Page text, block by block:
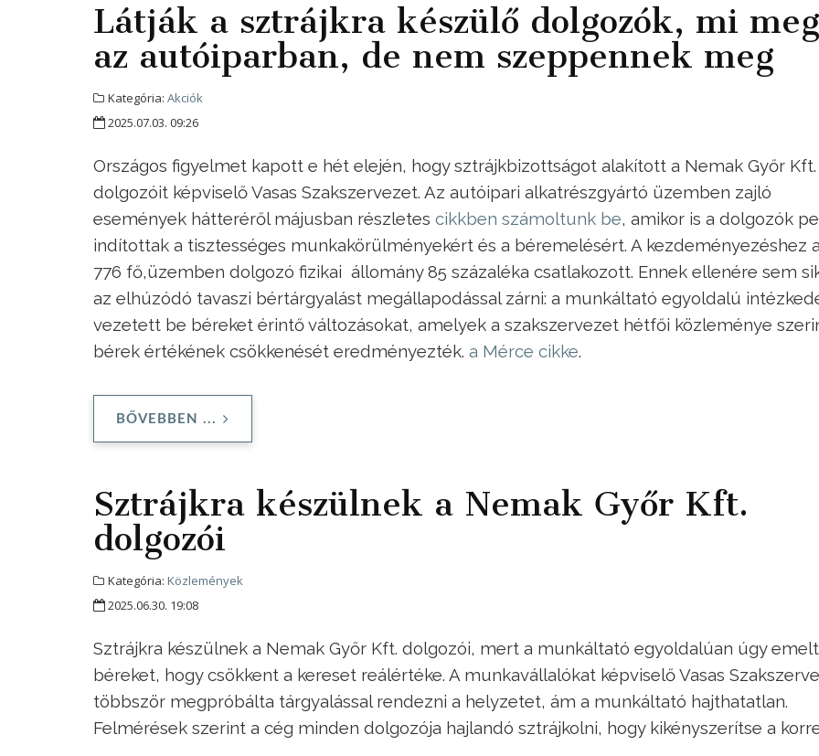
Látják a sztrájkra készülő dolgozók, mi
az autóiparban, de nem szeppennek meg
Kategória: Akciók
2025.07.03. 09:26
Országos figyelmet kapott e hét elején, hogy sztrájkbizottságot alakított a Nemak Győr Kft.
dolgozóit képviselő Vasas Szakszervezet. Az autóipari alkatrészgyártó üzemben zajló
események hátteréről májusban részletes cikkben számoltunk be, amikor is a dolgozók
indítottak a tisztességes munkakörülményekért és a béremelésért. A kezdeményezéshez
776 fő,üzemben dolgozó fizikai állomány 85 százaléka csatlakozott. Ennek ellenére sem
az elhúzódó tavaszi bértárgyalást megállapodással zárni: a munkáltató egyoldalú
vezetett be béreket érintő változásokat, amelyek a szakszervezet hétfői közleménye
bérek értékének csökkenését eredményezték. a Mérce cikke.
BŐVEBBEN ...
Sztrájkra készülnek a Nemak Győr Kft.
dolgozói
Kategória: Közlemények
2025.06.30. 19:08
Sztrájkra készülnek a Nemak Győr Kft. dolgozói, mert a munkáltató egyoldalúan úgy
béreket, hogy csökkent a kereset reálértéke. A munkavállalókat képviselő Vasas
többször megpróbálta tárgyalással rendezni a helyzetet, ám a munkáltató hajthatatlan.
Felmérések szerint a cég minden dolgozója hajlandó sztrájkolni, hogy kikényszerítse a